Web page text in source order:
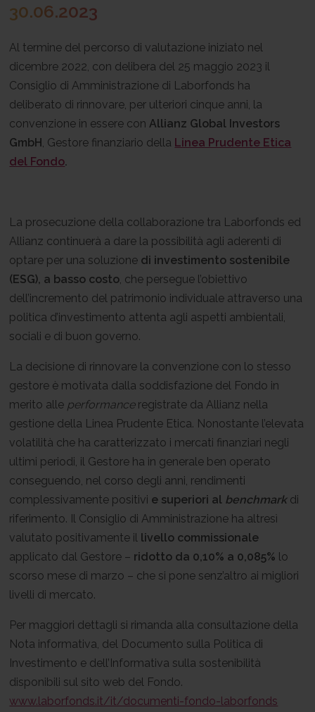
30.06.2023
Al termine del percorso di valutazione iniziato nel
dicembre 2022, con delibera del 25 maggio 2023 il
Consiglio di Amministrazione di Laborfonds ha
deliberato di rinnovare, per ulteriori cinque anni, la
convenzione in essere conAllianz Global Investors
GmbH , Gestore finanziario della Linea Prudente Etica
del Fondo.
La prosecuzione della collaborazione tra Laborfonds ed
Allianz continuerà a dare la possibilità agli aderenti di
optare per una soluzione di investimento sostenibile
(ESG), a basso costo, che persegue l’obiettivo
dell’incremento del patrimonio individuale attraverso una
politica d’investimento attenta agli aspetti ambientali,
sociali e di buon governo.
La decisione di rinnovare la convenzione con lo stesso
gestore è motivata dalla soddisfazione del Fondo in
merito alle performanceregistrate da Allianz nella
gestione della Linea Prudente Etica. Nonostante l’elevata
volatilità che ha caratterizzato i mercati finanziari negli
ultimi periodi, il Gestore ha in generale ben operato
conseguendo, nel corso degli anni, rendimenti
complessivamente positivi e superiori al benchmark di
riferimento. Il Consiglio di Amministrazione ha altresì
valutato positivamente il livello commissionale
applicato dal Gestore – ridotto da 0,10% a 0,085% lo
scorso mese di marzo – che si pone senz’altro ai migliori
livelli di mercato.
Per maggiori dettagli si rimanda alla consultazione della
Nota informativa, del Documento sulla Politica di
Investimento e dell’Informativa sulla sostenibilità
disponibili sul sito web del Fondo.
www.laborfonds.it/it/documenti-fondo-laborfonds